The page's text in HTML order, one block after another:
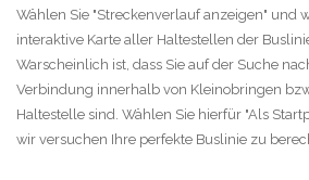
Wählen Sie "Streckenverlauf anzeigen" und
interaktive Karte aller Haltestellen der
Warscheinlich ist, dass Sie auf der Suche
Verbindung innerhalb von Kleinobringen
Haltestelle sind. Wählen Sie hierfür "Als
wir versuchen Ihre perfekte Buslinie zu